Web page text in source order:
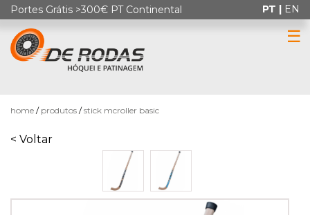
Portes Grátis >300€ PT Continental
☰
PT | EN
home produtos stick mcroller basic
< Voltar